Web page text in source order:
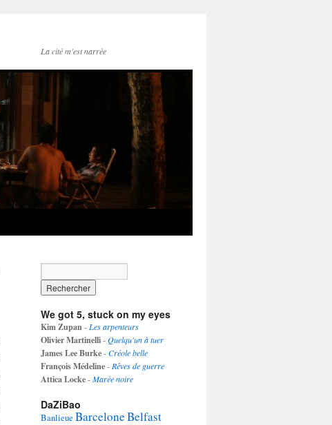
La cité m'est narrée
We got 5, stuck on my eyes
Kim Zupan- Les arpenteurs
Olivier Martinelli-Quelqu'un à tuer
James Lee Burke-Créole belle
François Médeline- Rêves de guerre
Attica Locke-Marée noire
DaZiBao
Banlieue BarceloneBelfast